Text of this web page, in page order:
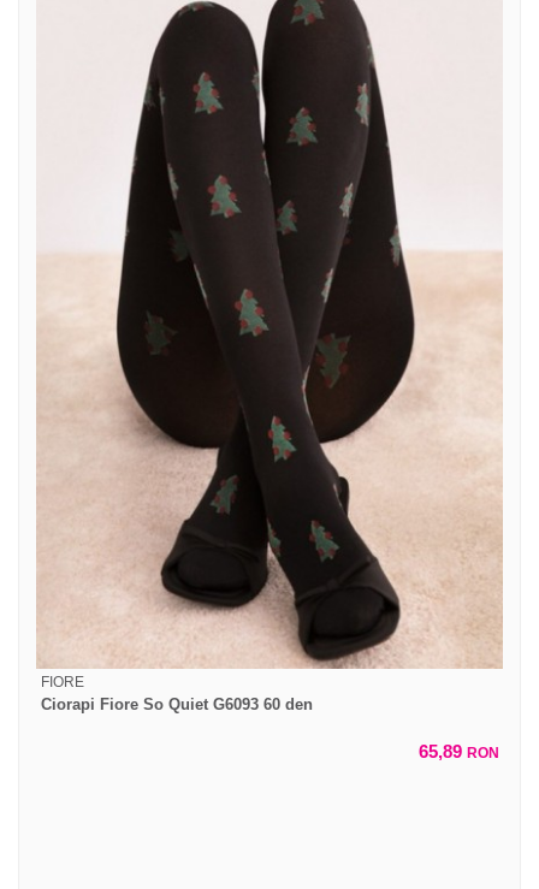
FIORE
Ciorapi Fiore So Quiet G6093 60 den
65,89 RON